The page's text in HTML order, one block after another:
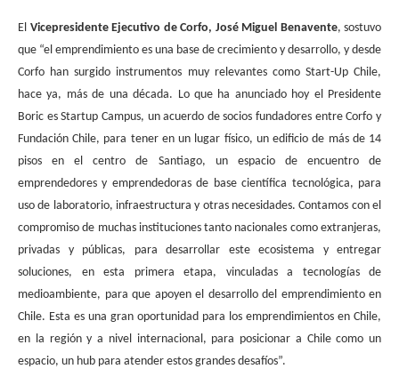
El Vicepresidente Ejecutivo de Corfo, José Miguel Benavente, sostuvo
que “el emprendimiento es una base de crecimiento y desarrollo, y desde
Corfo han surgido instrumentos muy relevantes como Start-Up Chile,
hace ya, más de una década. Lo que ha anunciado hoy el Presidente
Boric es Startup Campus, un acuerdo de socios fundadores entre Corfo y
Fundación Chile, para tener en un lugar físico, un edificio de más de 14
pisos en el centro de Santiago, un espacio de encuentro de
emprendedores y emprendedoras de base científica tecnológica, para
uso de laboratorio, infraestructura y otras necesidades. Contamos con el
compromiso de muchas instituciones tanto nacionales como extranjeras,
privadas y públicas, para desarrollar este ecosistema y entregar
soluciones, en esta primera etapa, vinculadas a tecnologías de
medioambiente, para que apoyen el desarrollo del emprendimiento en
Chile. Esta es una gran oportunidad para los emprendimientos en Chile,
en la región y a nivel internacional, para posicionar a Chile como un
espacio, un hub para atender estos grandes desafíos”.